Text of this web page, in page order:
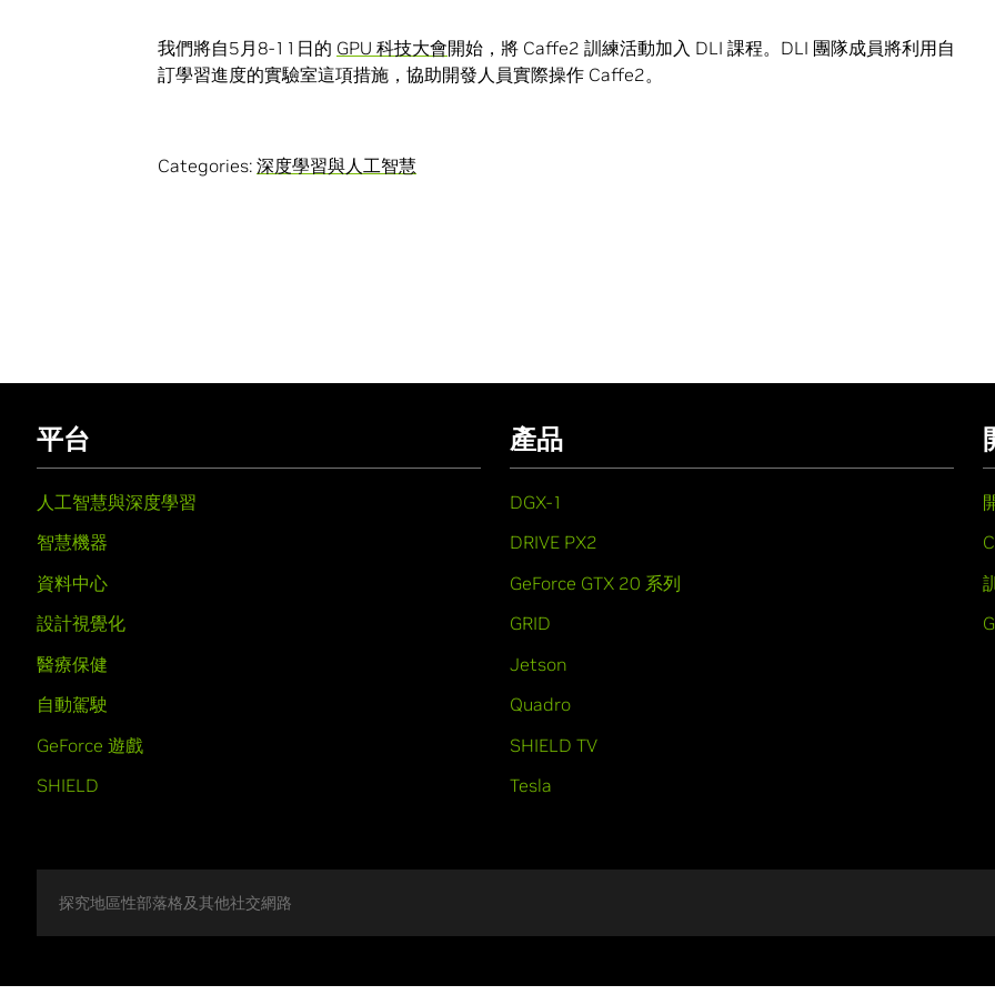
我們將自5月8-11日的 GPU 科技大會開始，將 Caffe2 訓練活動加入 DLI 課程。DLI 團隊成員將利用自
訂學習進度的實驗室這項措施，協助開發人員實際操作 Caffe2。
Categories: 深度學習與人工智慧
平台
人工智慧與深度學習
智慧機器
資料中心
設計視覺化
醫療保健
自動駕駛
GeForce 遊戲
SHIELD
產品
DGX-1
DRIVE PX2
GeForce GTX 20 系列
GRID
Jetson
Quadro
SHIELD TV
Tesla
探究地區性部落格及其他社交網路